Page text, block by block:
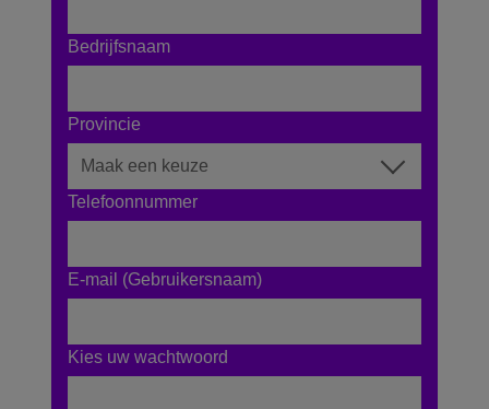
Bedrijfsnaam
Provincie
Telefoonnummer
E-mail (Gebruikersnaam)
Kies uw wachtwoord